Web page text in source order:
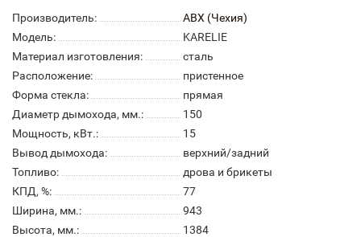
Производитель:
ABX (Чехия)
Модель:
KARELIE
Материал изготовления:
сталь
Расположение:
пристенное
Форма стекла:
прямая
Диаметр дымохода, мм.:
150
Мощность, кВт.:
15
Вывод дымохода:
верхний/задний
Топливо:
дрова и брикеты
КПД, %:
77
Ширина, мм.:
943
Высота, мм.:
1384